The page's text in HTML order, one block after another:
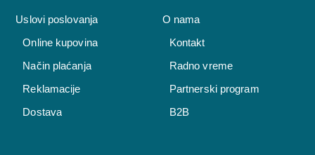
Uslovi poslovanja
Online kupovina
Način plaćanja
Reklamacije
Dostava
O nama
Kontakt
Radno vreme
Partnerski program
B2B